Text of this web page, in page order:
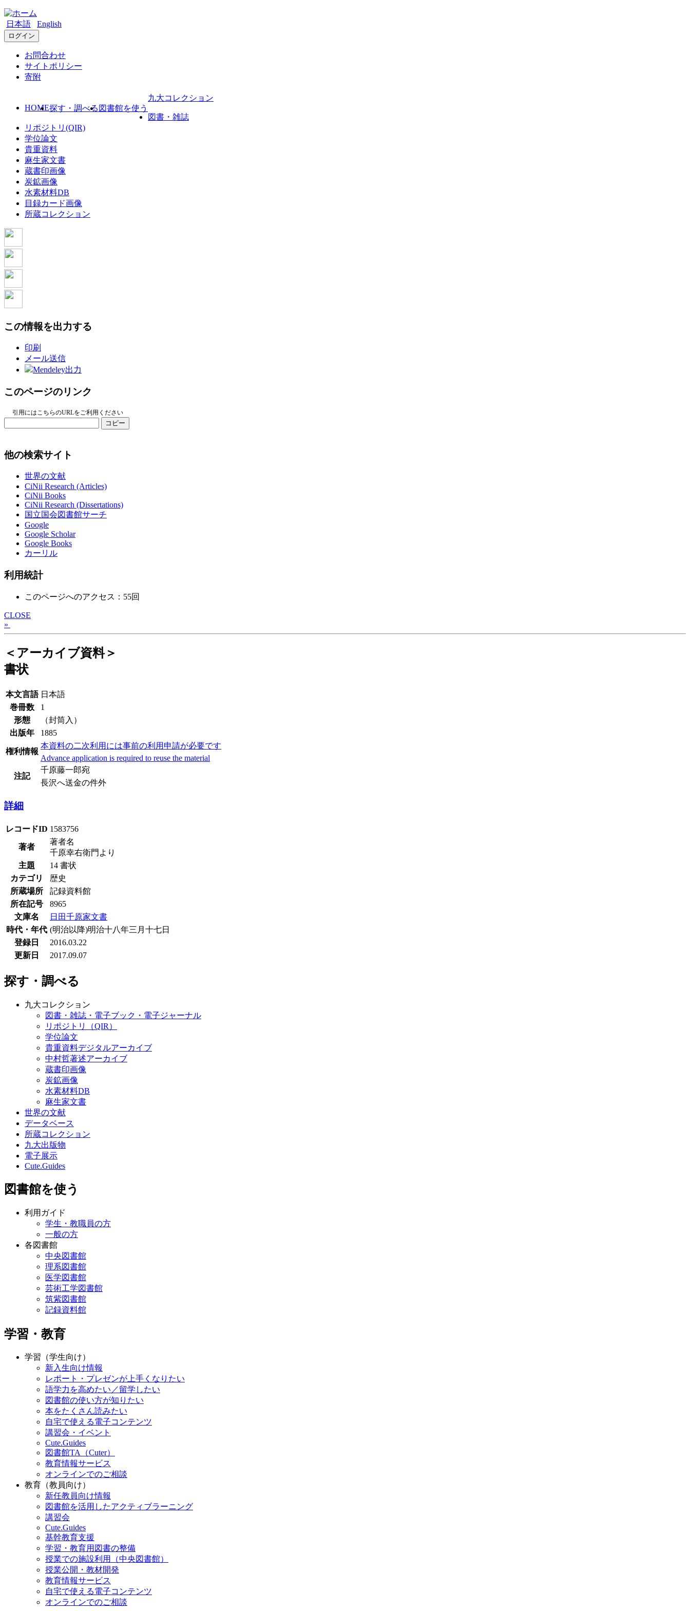
日本語 English
ログイン
お問合わせ
サイトポリシー
寄附
HOME探す・調べる 図書館を使う
九大コレクション
図書・雑誌
リポジトリ(QIR)
学位論文
貴重資料
麻生家文書
蔵書印画像
炭鉱画像
水素材料DB
目録カード画像
所蔵コレクション
この情報を出力する
印刷
メール送信
Mendeley出力
このページのリンク
引用にはこちらのURLをご利用ください
コピー
他の検索サイト
世界の文献
CiNii Research (Articles)
CiNii Books
CiNii Research (Dissertations)
国立国会図書館サーチ
Google
Google Scholar
Google Books
カーリル
利用統計
このページへのアクセス：55回
CLOSE
»
＜アーカイブ資料＞
書状
本文言語 日本語
巻冊数
1
形態
（封筒入）
出版年
1885
権利情報
本資料の二次利用には事前の利用申請が必要です
Advance application is required to reuse the material
注記
千原藤一郎宛
長沢へ送金の件外
詳細
レコードID 1583756
著者
著者名
千原幸右衛門より
主題
14 書状
カテゴリ
歴史
所蔵場所
記録資料館
所在記号
8965
文庫名
日田千原家文書
時代・年代 (明治以降)明治十八年三月十七日
登録日
2016.03.22
更新日
2017.09.07
探す・調べる
九大コレクション
図書・雑誌・電子ブック・電子ジャーナル
リポジトリ（QIR）
学位論文
貴重資料デジタルアーカイブ
中村哲著述アーカイブ
蔵書印画像
炭鉱画像
水素材料DB
麻生家文書
世界の文献
データベース
所蔵コレクション
九大出版物
電子展示
Cute.Guides
図書館を使う
利用ガイド
学生・教職員の方
一般の方
各図書館
中央図書館
理系図書館
医学図書館
芸術工学図書館
筑紫図書館
記録資料館
学習・教育
学習（学生向け）
新入生向け情報
レポート・プレゼンが上手くなりたい
語学力を高めたい／留学したい
図書館の使い方が知りたい
本をたくさん読みたい
自宅で使える電子コンテンツ
講習会・イベント
Cute.Guides
図書館TA（Cuter）
教育情報サービス
オンラインでのご相談
教育（教員向け）
新任教員向け情報
図書館を活用したアクティブラーニング
講習会
Cute.Guides
基幹教育支援
学習・教育用図書の整備
授業での施設利用（中央図書館）
授業公開・教材開発
教育情報サービス
自宅で使える電子コンテンツ
オンラインでのご相談